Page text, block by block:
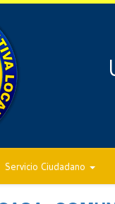
Servicio Ciudadano